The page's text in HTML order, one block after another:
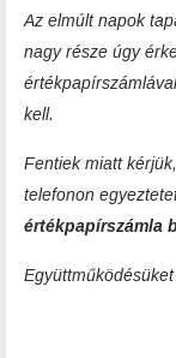
Az elmúlt napok
nagy része úgy
kell.
Fentiek miatt
telefonon
értékpapírszámla